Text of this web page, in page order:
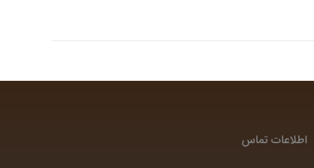
اطلاعات تماس